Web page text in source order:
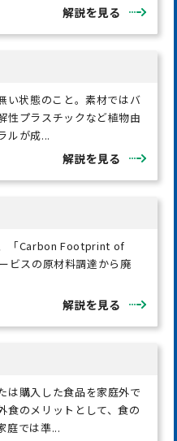
解説を見る
い状態のこと。素材ではバ
性プラスチックなど植物由
ルが成...
解説を見る
「Carbon Footprint of
ビスの原材料調達から廃
解説を見る
は購入した食品を家庭外で
食のメリットとして、食の
庭では準...